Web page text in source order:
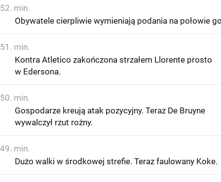
52. min.
Obywatele cierpliwie wymieniają podania na połowie
51. min.
Kontra Atletico zakończona strzałem Llorente prosto
w Edersona.
50. min.
Gospodarze kreują atak pozycyjny. Teraz De Bruyne
wywalczył rzut rożny.
49. min.
Dużo walki w środkowej strefie. Teraz faulowany Koke.